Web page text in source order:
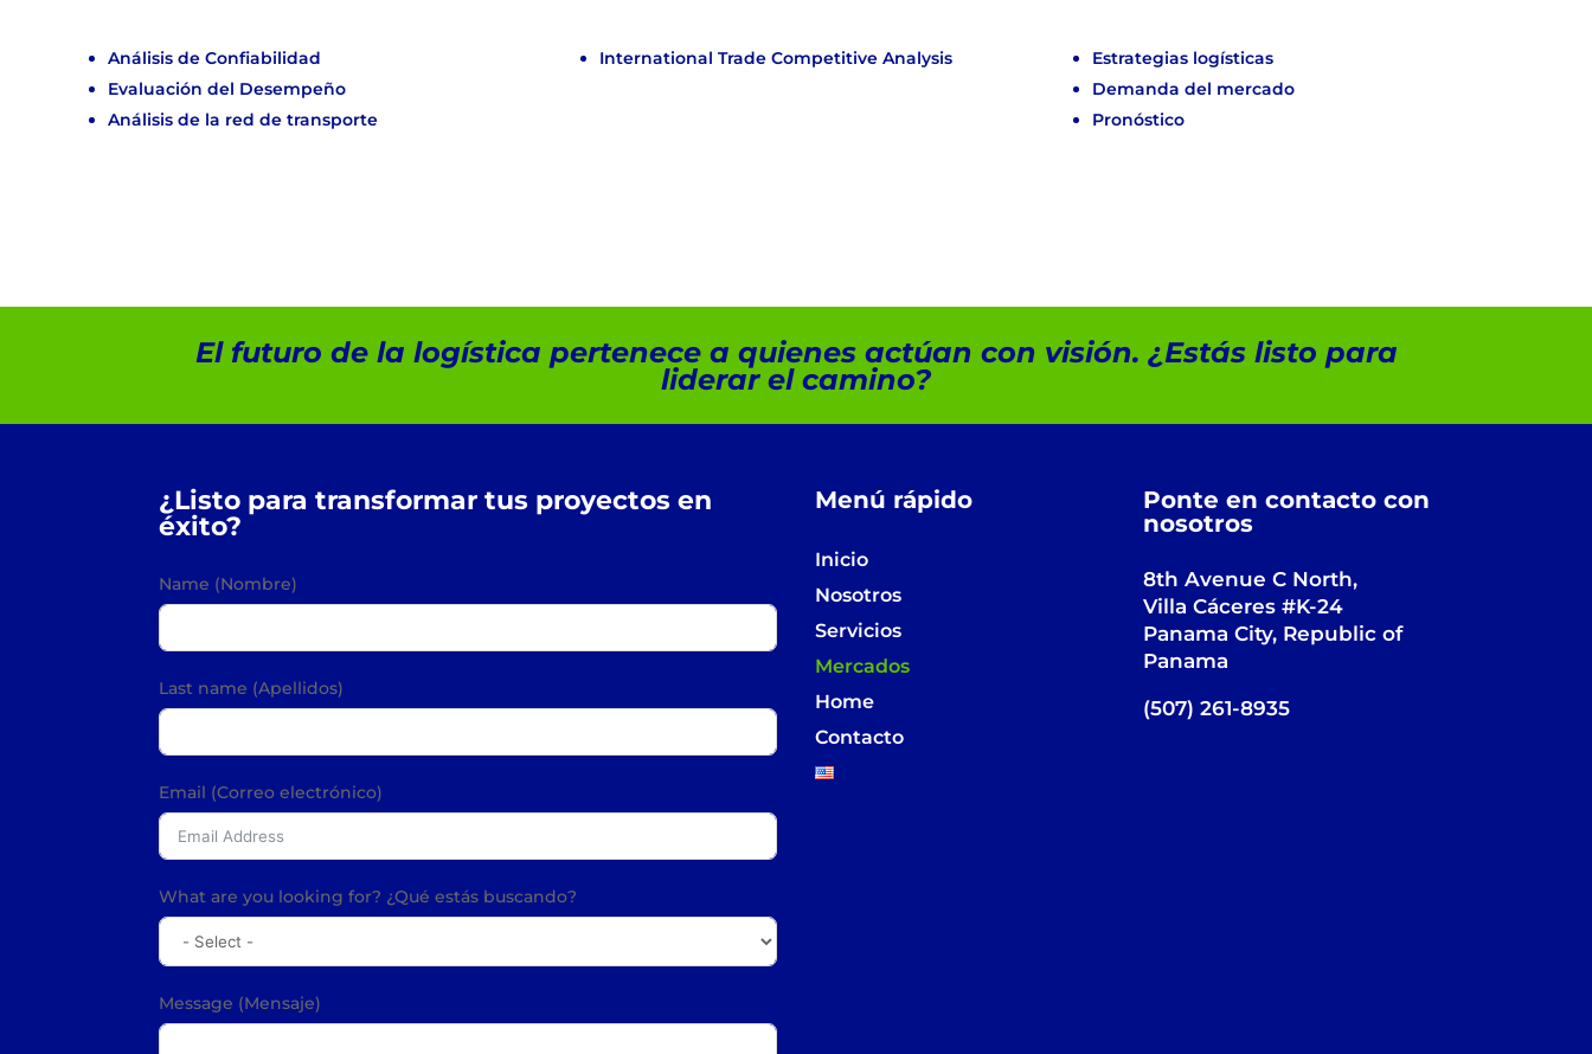
Análisis de Confiabilidad
Evaluación del Desempeño
Análisis de la red de transporte
International Trade Competitive Analysis
Estrategias logísticas
Demanda del mercado
Pronóstico
El futuro de la logística pertenece a quienes actúan con visión. ¿Estás listo para
liderar el camino?
¿Listo para transformar tus proyectos en
éxito?
Name (Nombre)
Last name (Apellidos)
Email (Correo electrónico)
What are you looking for? ¿Qué estás buscando?
Message (Mensaje)
Menú rápido
Inicio
Nosotros
Servicios
Mercados
Home
Contacto
Ponte en contacto con
nosotros
8th Avenue C North,
Villa Cáceres #K-24
Panama City, Republic of
Panama
(507) 261-8935